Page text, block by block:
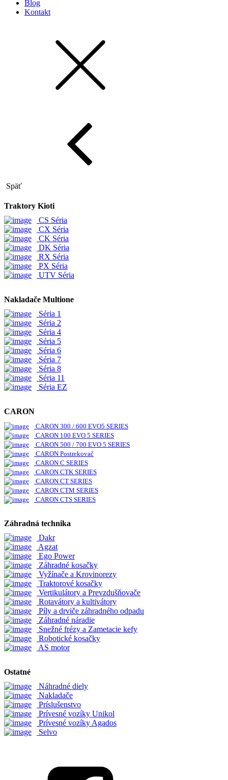
Blog
Kontakt
Späť
Traktory Kioti
CS Séria
CX Séria
CK Séria
DK Séria
RX Séria
PX Séria
UTV Séria
Nakladače Multione
Séria 1
Séria 2
Séria 4
Séria 5
Séria 6
Séria 7
Séria 8
Séria 11
Séria EZ
CARON
CARON 300 / 600 EVO5 SERIES
CARON 100 EVO 5 SERIES
CARON 500 / 700 EVO 5 SERIES
CARON Postrekovač
CARON C SERIES
CARON CTK SERIES
CARON CT SERIES
CARON CTM SERIES
CARON CTS SERIES
Záhradná technika
Dakr
Agzat
Ego Power
Záhradné kosačky
Vyžínače a Krovinorezy
Traktorové kosačky
Vertikulátory a Prevzdušňovače
Rotavátory a kultivátory
Píly a drviče záhradného odpadu
Záhradné náradie
Snežné frézy a Zametacie kefy
Robotické kosačky
AS motor
Ostatné
Náhradné diely
Nakladače
Príslušenstvo
Prívesné vozíky Unikol
Prívesné vozíky Agados
Selvo